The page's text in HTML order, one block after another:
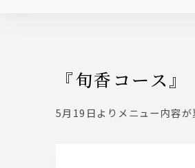
『旬香コー
5月19日よりメニュー内容